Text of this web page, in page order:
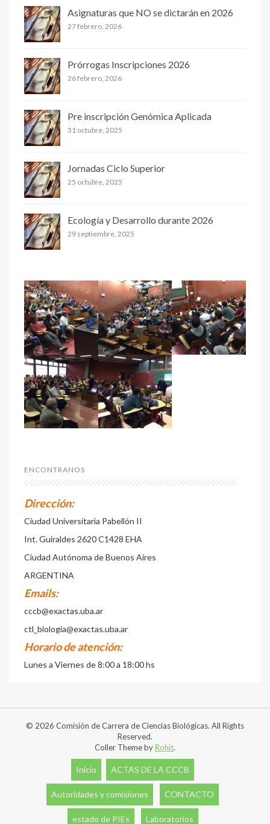
Asignaturas que NO se dictarán en 2026
27 febrero, 2026
Prórrogas Inscripciones 2026
26 febrero, 2026
Pre inscripción Genómica Aplicada
31 octubre, 2025
Jornadas Ciclo Superior
25 octubre, 2025
Ecología y Desarrollo durante 2026
29 septiembre, 2025
ENCONTRANOS
Dirección:
Ciudad Universitaria Pabellón II
Int. Guiraldes 2620 C1428 EHA
Ciudad Autónoma de Buenos Aires
ARGENTINA
Emails:
cccb@exactas.uba.ar
ctl_biologia@exactas.uba.ar
Horario de atención:
Lunes a Viernes de 8:00 a 18:00 hs
© 2026 Comisión de Carrera de Ciencias Biológicas. All Rights
Reserved.
Coller Theme byRohit.
Inicio ACTAS DE LA CCCB
Autoridades y comisiones CONTACTO
estado de PIEs Laboratorios